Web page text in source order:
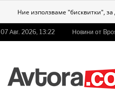
Ние използваме "бисквитки",
07 Авг. 2026, 13:22 Новини от